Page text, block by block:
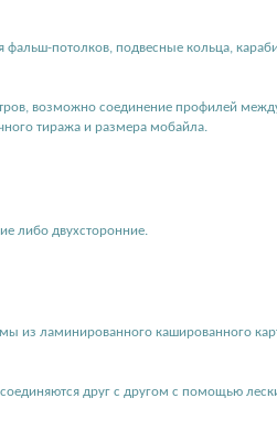
фальш-потолков, подвесные кольца,
возможно соединение профилей
тиража и размера мобайла.
либо двухсторонние.
из ламинированного кашированного
друг с другом с помощью